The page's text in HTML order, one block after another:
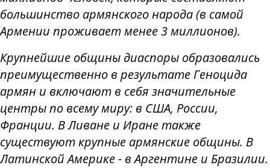
большинство армянского народа (в самой
Армении проживает менее 3 миллионов).
Крупнейшие общины диаспоры образовались
преимущественно в результате Геноцида
армян и включают в себя значительные
центры по всему миру: в США, России,
Франции. В Ливане и Иране также
существуют крупные армянские общины. В
Латинской Америке - в Аргентине и Бразилии.